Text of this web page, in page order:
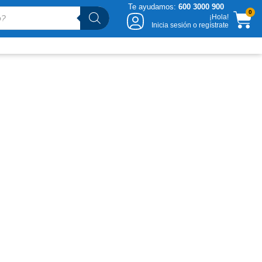
Te ayudamos: 600 3000 900
¡Hola!
Inicia sesión o regístrate
0